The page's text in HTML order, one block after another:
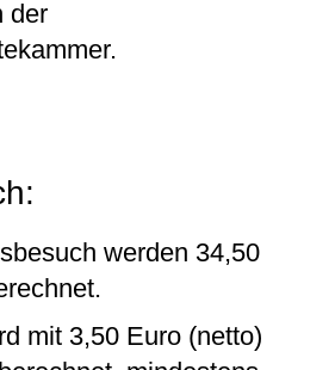
der
werden 34,50
mit 3,50 Euro (netto)